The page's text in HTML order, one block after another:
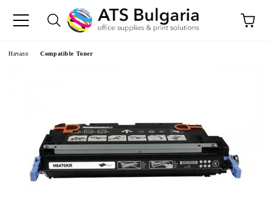
Начало Compatible Toner